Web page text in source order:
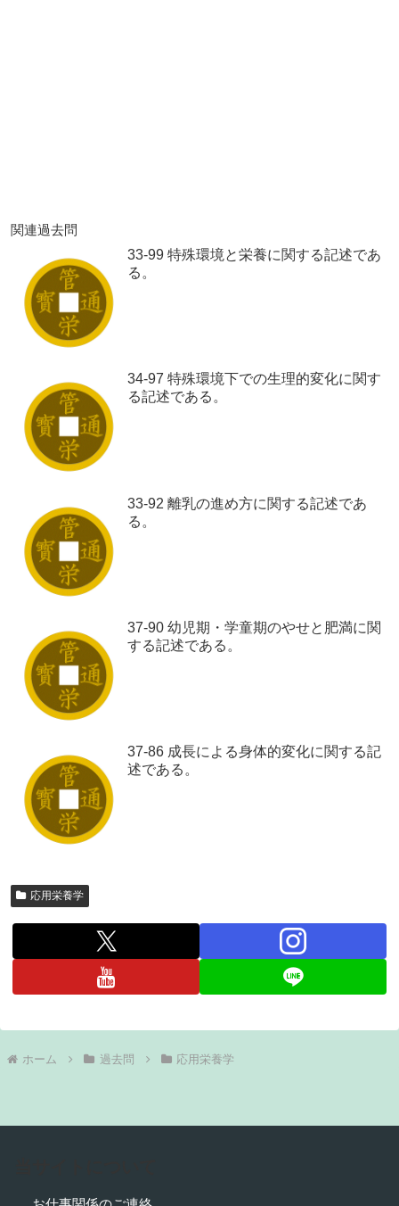
関連過去問
33-99 特殊環境と栄養に関する記述であ
る。
34-97 特殊環境下での生理的変化に関す
る記述である。
33-92 離乳の進め方に関する記述であ
る。
37-90 幼児期・学童期のやせと肥満に関
する記述である。
37-86 成長による身体的変化に関する記
述である。
応用栄養学
ホーム 過去問 応用栄養学